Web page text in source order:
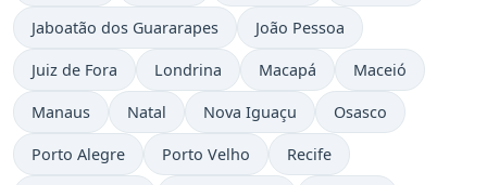
Hora actual en
Jaboatão dos Guararapes Hora actual en
João Pessoa
Hora actual en
Juiz de Fora Hora actual en
Londrina Hora actual en
Macapá Hora actual en
Maceió
Hora actual en
Manaus Hora actual en
Natal Hora actual en
Nova Iguaçu Hora actual en
Osasco
Hora actual en
Porto Alegre Hora actual en
Porto Velho Hora actual en
Recife